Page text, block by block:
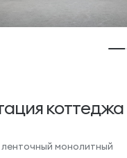
коттеджа
монолитный